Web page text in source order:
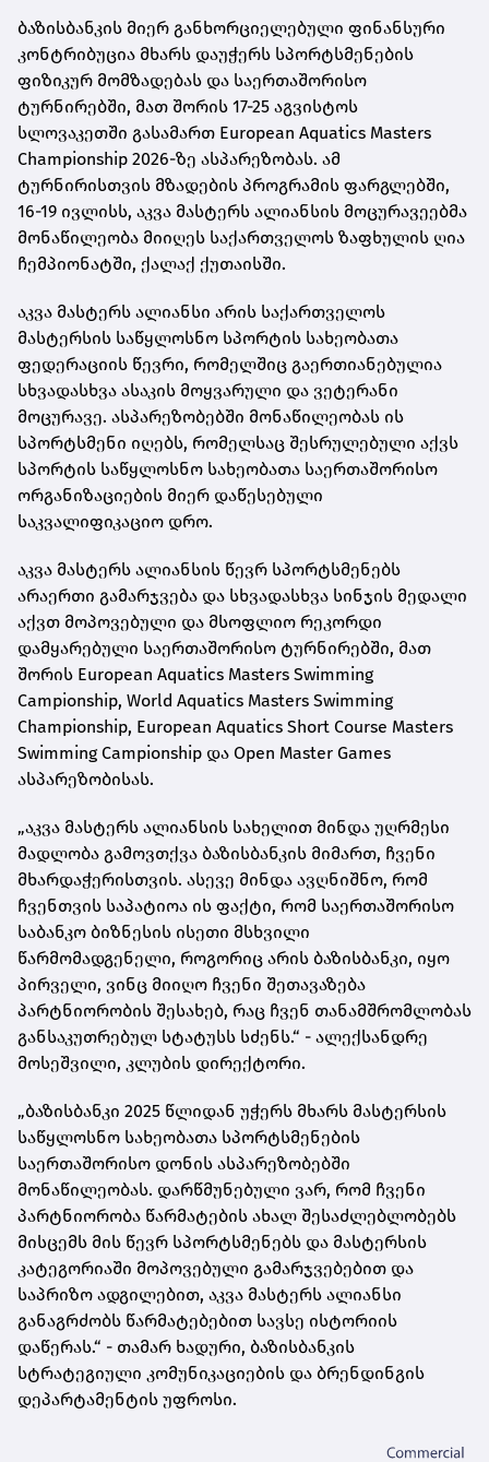
ბაზისბანკის მიერ განხორციელებული ფინანსური
კონტრიბუცია მხარს დაუჭერს სპორტსმენების
ფიზიკურ მომზადებას და საერთაშორისო
ტურნირებში, მათ შორის 17-25 აგვისტოს
სლოვაკეთში გასამართ European Aquatics Masters
Championship 2026-ზე ასპარეზობას. ამ
ტურნირისთვის მზადების პროგრამის ფარგლებში,
16-19 ივლისს, აკვა მასტერს ალიანსის მოცურავეებმა
მონაწილეობა მიიღეს საქართველოს ზაფხულის ღია
ჩემპიონატში, ქალაქ ქუთაისში.
აკვა მასტერს ალიანსი არის საქართველოს
მასტერსის საწყლოსნო სპორტის სახეობათა
ფედერაციის წევრი, რომელშიც გაერთიანებულია
სხვადასხვა ასაკის მოყვარული და ვეტერანი
მოცურავე. ასპარეზობებში მონაწილეობას ის
სპორტსმენი იღებს, რომელსაც შესრულებული აქვს
სპორტის საწყლოსნო სახეობათა საერთაშორისო
ორგანიზაციების მიერ დაწესებული
საკვალიფიკაციო დრო.
აკვა მასტერს ალიანსის წევრ სპორტსმენებს
არაერთი გამარჯვება და სხვადასხვა სინჯის მედალი
აქვთ მოპოვებული და მსოფლიო რეკორდი
დამყარებული საერთაშორისო ტურნირებში, მათ
შორის European Aquatics Masters Swimming
Campionship, World Aquatics Masters Swimming
Championship, European Aquatics Short Course Masters
Swimming Campionship და Open Master Games
ასპარეზობისას.
„აკვა მასტერს ალიანსის სახელით მინდა უღრმესი
მადლობა გამოვთქვა ბაზისბანკის მიმართ, ჩვენი
მხარდაჭერისთვის. ასევე მინდა ავღნიშნო, რომ
ჩვენთვის საპატიოა ის ფაქტი, რომ საერთაშორისო
საბანკო ბიზნესის ისეთი მსხვილი
წარმომადგენელი, როგორიც არის ბაზისბანკი, იყო
პირველი, ვინც მიიღო ჩვენი შეთავაზება
პარტნიორობის შესახებ, რაც ჩვენ თანამშრომლობას
განსაკუთრებულ სტატუსს სძენს.“ - ალექსანდრე
მოსეშვილი, კლუბის დირექტორი.
„ბაზისბანკი 2025 წლიდან უჭერს მხარს მასტერსის
საწყლოსნო სახეობათა სპორტსმენების
საერთაშორისო დონის ასპარეზობებში
მონაწილეობას. დარწმუნებული ვარ, რომ ჩვენი
პარტნიორობა წარმატების ახალ შესაძლებლობებს
მისცემს მის წევრ სპორტსმენებს და მასტერსის
კატეგორიაში მოპოვებული გამარჯვებებით და
საპრიზო ადგილებით, აკვა მასტერს ალიანსი
განაგრძობს წარმატებებით სავსე ისტორიის
დაწერას.“ - თამარ ხადური, ბაზისბანკის
სტრატეგიული კომუნიკაციების და ბრენდინგის
დეპარტამენტის უფროსი.